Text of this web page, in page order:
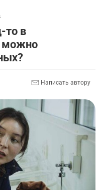
то в
можно
Написать автору